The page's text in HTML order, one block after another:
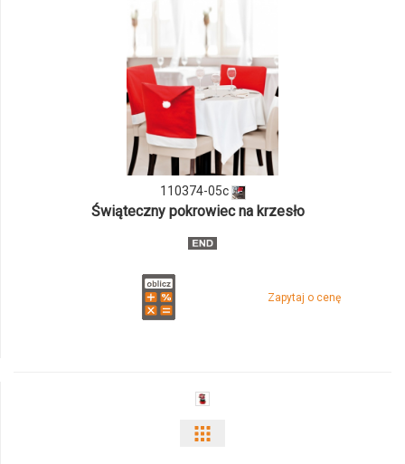
ilości
produktu
110374-
05c
110374-05c
Świąteczny pokrowiec na krzesło
Zapytaj o cenę